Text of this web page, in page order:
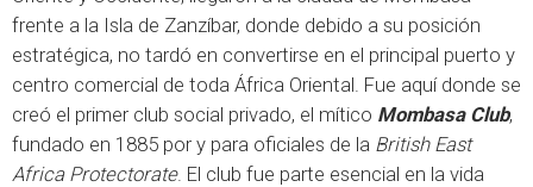
frente a la Isla de Zanzíbar, donde debido a su posición
estratégica, no tardó en convertirse en el principal puerto y
centro comercial de toda África Oriental. Fue aquí donde se
creó el primer club social privado, el mítico Mombasa Club,
fundado en 1885 por y para oficiales de la British East
Africa Protectorate. El club fue parte esencial en la vida